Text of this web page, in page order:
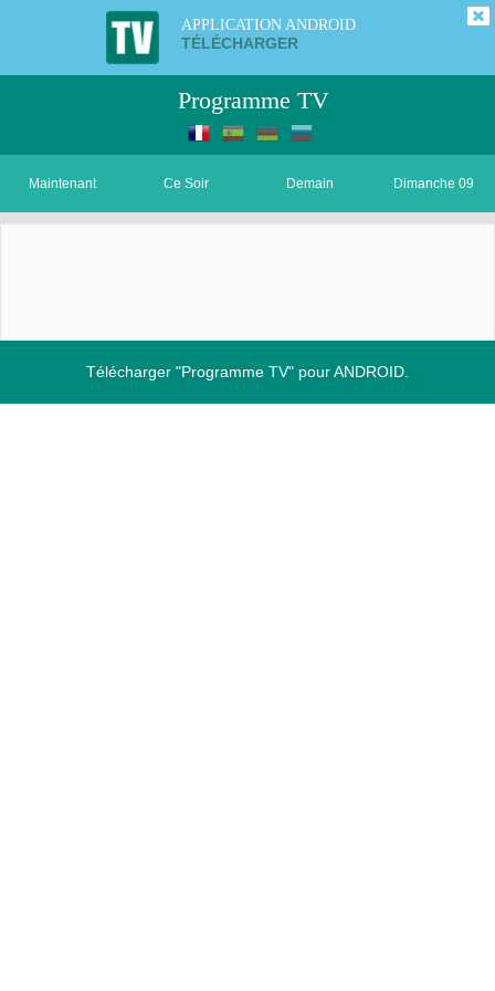
APPLICATION ANDROID
TÉLÉCHARGER
Programme TV
Maintenant Ce Soir Demain Dimanche 09
Télécharger "Programme TV" pour ANDROID.